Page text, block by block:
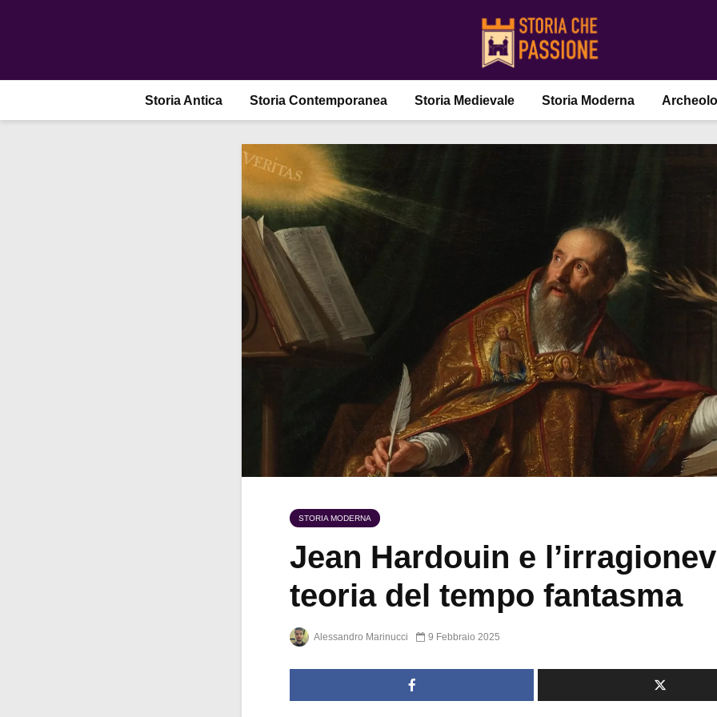
Storia Antica Storia Contemporanea Storia Medievale Storia Moderna
STORIA MODERNA
Jean Hardouin e
teoria del tempo fantasma
Alessandro Marinucci 9 Febbraio 2025